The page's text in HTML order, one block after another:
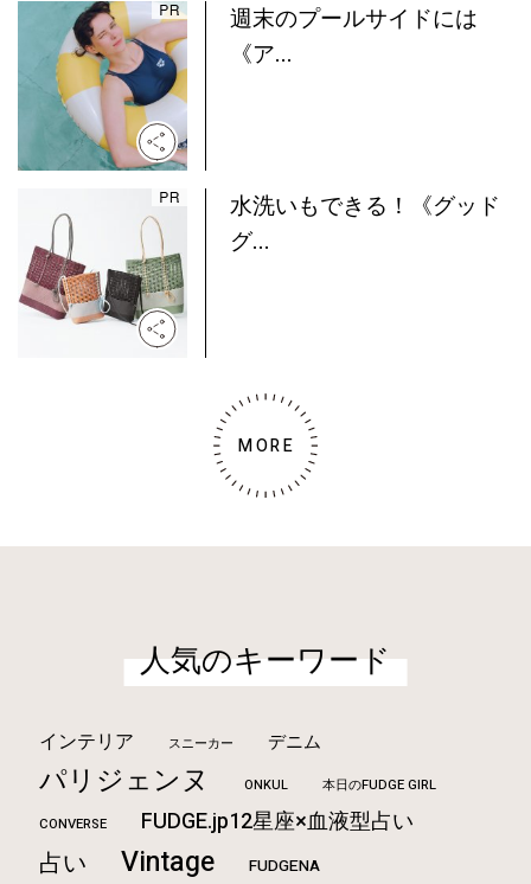
週末のプールサイドには
《ア...
水洗いもできる！《グッド
グ...
MORE
人気のキーワード
インテリア スニーカー デニム
パリジェンヌ ONKUL
本日のFUDGE GIRL
CONVERSE
FUDGE.jp12星座×血液型占い
占い Vintage FUDGENA